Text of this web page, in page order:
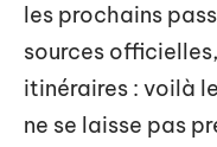
les prochains
sources
itinéraires : voilà
ne se laisse pas